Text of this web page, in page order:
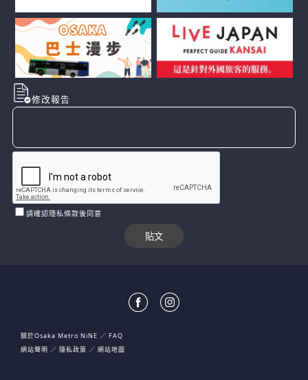
修改報告
請確認隱私條款後同意
關於Osaka Metro NiNE
FAQ
網站聲明
隱私政策 網站地圖